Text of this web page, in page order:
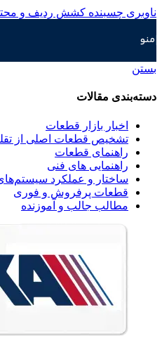
ناوبری چسبنده کشش ردیف و
منو
بستن
دسته‌بندی مقالات
اخبار بازار قطعات
تشخیص قطعات اصلی از
راهنمای قطعات
راهنمایی های فنی
ساختار و عملکرد
قطعات پرفروش و فوری
مطالب جالب و آموزنده